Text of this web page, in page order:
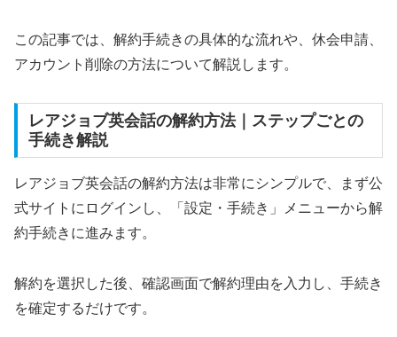
この記事では、解約手続きの具体的な流れや、休会申請、
アカウント削除の方法について解説します。
レアジョブ英会話の解約方法｜ステップごとの
手続き解説
レアジョブ英会話の解約方法は非常にシンプルで、まず公
式サイトにログインし、「設定・手続き」メニューから解
約手続きに進みます。
解約を選択した後、確認画面で解約理由を入力し、手続き
を確定するだけです。